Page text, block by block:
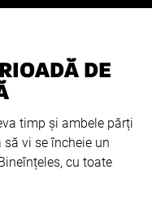
DE
timp și ambele părți
vi se încheie un
cu toate